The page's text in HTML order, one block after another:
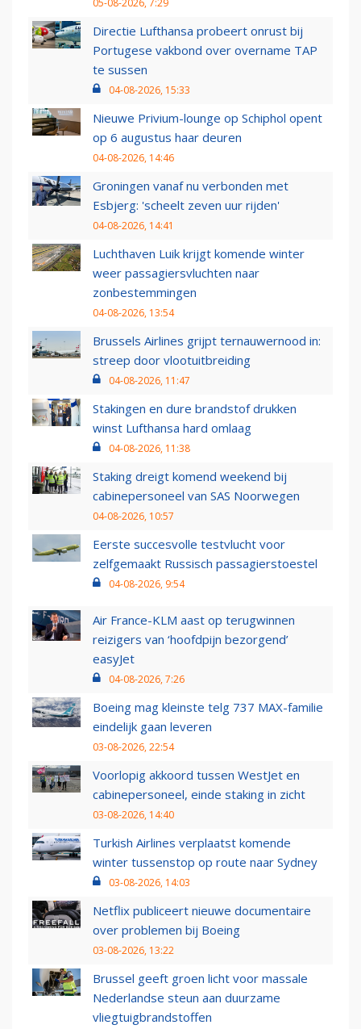
Directie Lufthansa probeert onrust bij
Portugese vakbond over overname TAP
te sussen
04-08-2026, 15:33
Nieuwe Privium-lounge op Schiphol opent
op 6 augustus haar deuren
04-08-2026, 14:46
Groningen vanaf nu verbonden met
Esbjerg: 'scheelt zeven uur rijden'
04-08-2026, 14:41
Luchthaven Luik krijgt komende winter
weer passagiersvluchten naar
zonbestemmingen
04-08-2026, 13:54
Brussels Airlines grijpt ternauwernood in:
streep door vlootuitbreiding
04-08-2026, 11:47
Stakingen en dure brandstof drukken
winst Lufthansa hard omlaag
04-08-2026, 11:38
Staking dreigt komend weekend bij
cabinepersoneel van SAS Noorwegen
04-08-2026, 10:57
Eerste succesvolle testvlucht voor
zelfgemaakt Russisch passagierstoestel
04-08-2026, 9:54
Air France-KLM aast op terugwinnen
reizigers van ‘hoofdpijn bezorgend’
easyJet
04-08-2026, 7:26
Boeing mag kleinste telg 737 MAX-familie
eindelijk gaan leveren
03-08-2026, 22:54
Voorlopig akkoord tussen WestJet en
cabinepersoneel, einde staking in zicht
03-08-2026, 14:40
Turkish Airlines verplaatst komende
winter tussenstop op route naar Sydney
03-08-2026, 14:03
Netflix publiceert nieuwe documentaire
over problemen bij Boeing
03-08-2026, 13:22
Brussel geeft groen licht voor massale
Nederlandse steun aan duurzame
vliegtuigbrandstoffen